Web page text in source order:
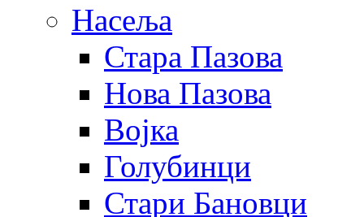
Насеља
Стара Пазова
Нова Пазова
Војка
Голубинци
Стари Бановци